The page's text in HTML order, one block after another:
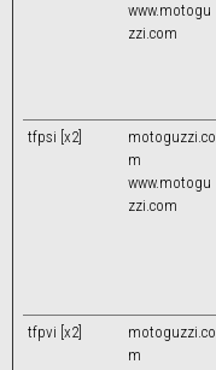
www.motogu
zzi.com
tfpsi [x2]
motoguzzi.co
m
www.motogu
zzi.com
tfpvi [x2]
motoguzzi.co
m